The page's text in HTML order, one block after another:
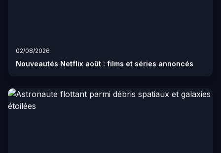
02/08/2026
Nouveautés Netflix août : films et séries annoncés